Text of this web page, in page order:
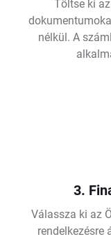
Töltse ki
nélkül. A
3.
Válassza ki az
rendelkezésre